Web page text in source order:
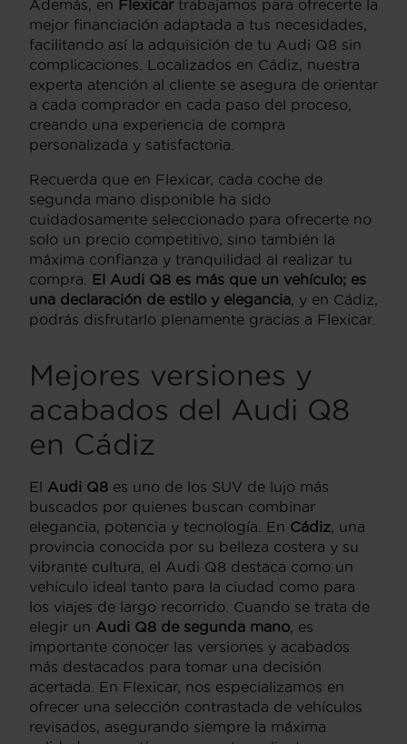
Además, en Flexicartrabajamos para ofrecerte la
mejor financiación adaptada a tus necesidades,
facilitando así la adquisición de tu Audi Q8 sin
complicaciones. Localizados en Cádiz, nuestra
experta atención al cliente se asegura de orientar
a cada comprador en cada paso del proceso,
creando una experiencia de compra
personalizada y satisfactoria.
Recuerda que en Flexicar, cada coche de
segunda mano disponible ha sido
cuidadosamente seleccionado para ofrecerte no
solo un precio competitivo, sino también la
máxima confianza y tranquilidad al realizar tu
compra. El Audi Q8 es más que un vehículo; es
una declaración de estilo y elegancia, y en Cádiz,
podrás disfrutarlo plenamente gracias a Flexicar.
Mejores versiones y
acabados del Audi Q8
en Cádiz
El Audi Q8 es uno de los SUV de lujo más
buscados por quienes buscan combinar
elegancia, potencia y tecnología. En Cádiz, una
provincia conocida por su belleza costera y su
vibrante cultura, el Audi Q8 destaca como un
vehículo ideal tanto para la ciudad como para
los viajes de largo recorrido. Cuando se trata de
elegir un Audi Q8 de segunda mano, es
importante conocer las versiones y acabados
más destacados para tomar una decisión
acertada. En Flexicar, nos especializamos en
ofrecer una selección contrastada de vehículos
revisados, asegurando siempre la máxima